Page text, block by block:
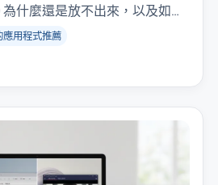
什麼還是放不出來，以及如果
事的實際做法是什麼。
應用程式推薦